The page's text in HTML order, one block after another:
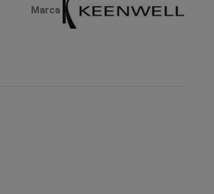
Marca